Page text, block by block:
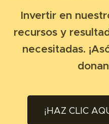
Invertir en
recursos y
necesitadas.
¡HAZ CLIC